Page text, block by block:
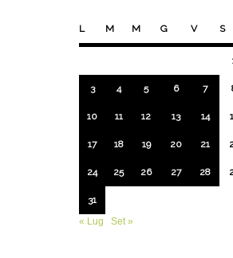
L M M G V S
3 4 5 6 7
10 11 12 13 14
17 18 19 20 21
24 25 26 27 28
31
« Lug
Set »